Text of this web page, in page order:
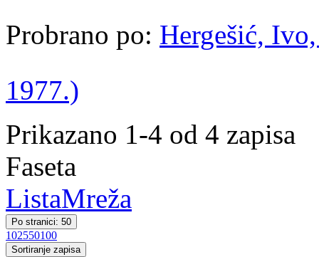
Probrano po: Hergešić,
1977.)
Prikazano 1-4 od 4 zapisa
Faseta
ListaMreža
Po stranici: 50
102550100
Sortiranje zapisa